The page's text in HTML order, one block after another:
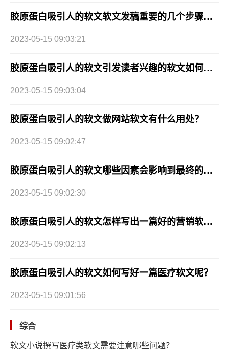
胶原蛋白吸引人的软文软文发稿重要的几个步骤，你漏了嘛?
2023-05-15 09:03:21
胶原蛋白吸引人的软文引发读者兴趣的软文如何写？
2023-05-15 09:03:04
胶原蛋白吸引人的软文做网站软文有什么用处？
2023-05-15 09:02:47
胶原蛋白吸引人的软文哪些因素会影响到最终的软文营销效果?
2023-05-15 09:02:30
胶原蛋白吸引人的软文怎样写出一篇好的营销软文？
2023-05-15 09:02:13
胶原蛋白吸引人的软文如何写好一篇医疗软文呢？
2023-05-15 09:01:56
综合
软文小说撰写医疗类软文需要注意哪些问题？